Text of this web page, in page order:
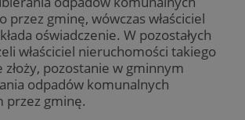
przez gminę, wówczas właściciel
oświadczenie. W pozostałych
właściciel nieruchomości takiego
złoży, pozostanie w gminnym
odpadów komunalnych
przez gminę.